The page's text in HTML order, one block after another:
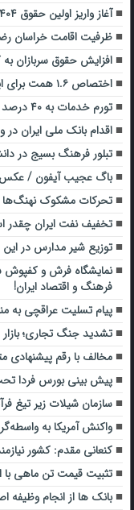
آغاز واریز اولین حقوق ۱۴۰۴ بازنشستگان + جدول کامل زمان‌بندی
ظرفیت اقامت خراسان رضوی ۲۲۲هزار
افزایش حقوق سربازان به
اختصاص ۱.۶ همت برای ایمن‌سازی راه‌های خراسان جنوبی
تورم خدمات به ۴۰ درصد رسید/ خدمات فنی صدرنشین تورم خردادماه
اقدام بانک ملی ایران در
تبلور فرهنگ بسیج در
باگ عجیب آیفون /
تحرکات مشکوک نهنگ‌ها ؛
تخفیف نفت ایران چقدر
توزیع شیر مدارس در این
فرهنگ و اقتصاد ایران!
پیام تسلیت عراقچی به
تشدید جنگ تجاری؛
مخالف با رقم پیشنهادی متمم
پیش بینی بورس فردا
سازمان شیلات زیر تیغ
واکنش آمریکا به
کنعانی مقدم: کشور
تثبیت قیمت تن ماهی با
بانک ها از انجام وظیفه